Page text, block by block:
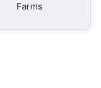
Farms